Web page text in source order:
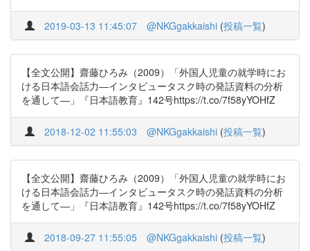
2019-03-13 11:45:07 @NKGgakkaishi (投稿一覧)
【全文公開】齋藤ひろみ（2009）「外国人児童の就学時にお
ける日本語会話力―インタビュータスク時の発話資料の分析
を通して―」『日本語教育』142号https://t.co/7f58yYOHfZ
2018-12-02 11:55:03 @NKGgakkaishi (投稿一覧)
【全文公開】齋藤ひろみ（2009）「外国人児童の就学時にお
ける日本語会話力―インタビュータスク時の発話資料の分析
を通して―」『日本語教育』142号https://t.co/7f58yYOHfZ
2018-09-27 11:55:05 @NKGgakkaishi (投稿一覧)